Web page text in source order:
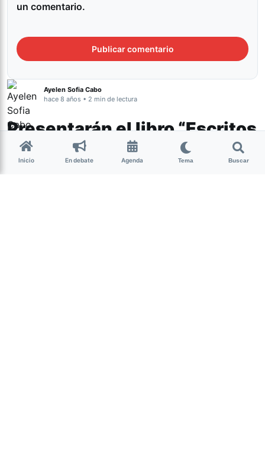
un comentario.
Ayelen Sofia Cabo
hace 8 años • 2 min de lectura
Presentarán el libro “Escritos
de la Memoria”
Inicio En debate Agenda Tema Buscar